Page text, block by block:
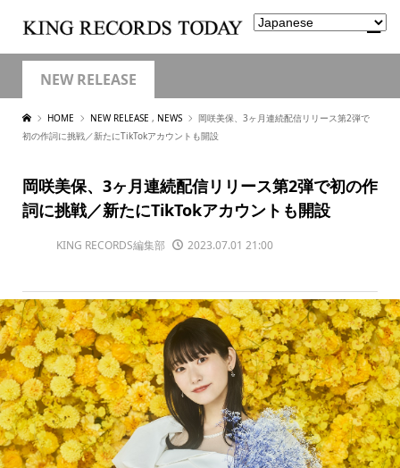
NEW RELEASE
HOME NEW RELEASE , NEWS
岡咲美保、3ヶ月連続配信リリース第2弾で
初の作詞に挑戦／新たにTikTokアカウントも開設
岡咲美保、3ヶ月連続配信リリース第2弾で初の作
詞に挑戦／新たにTikTokアカウントも開設
KING RECORDS編集部 2023.07.01 21:00